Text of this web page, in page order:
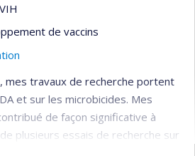
de vaccins
mes travaux de recherche portent
et sur les microbicides. Mes
de façon significative à
plusieurs essais de recherche sur
du VIH, incluant des essais de